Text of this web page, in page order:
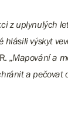
z uplynulých
výskyt
„Mapování a
a pečovat